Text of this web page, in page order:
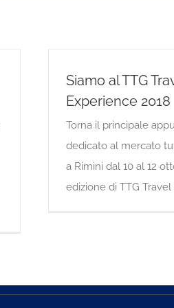
Siamo al TTG
Experience 2018
Torna il principale
dedicato al mercato
a Rimini dal 10 al 12
edizione di TTG Travel